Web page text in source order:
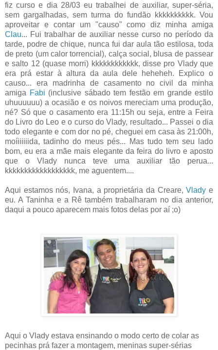
fiz curso e dia 28/03 eu trabalhei de auxiliar, super-séria,
sem gargalhadas, sem turma do fundão kkkkkkkkkk. Vou
aproveitar e contar um "causo" como diz minha amiga
Clau... Fui trabalhar de auxiliar nesse curso no período da
tarde, podre de chique, nunca fui dar aula tão estilosa, toda
de preto (um calor torrencial), calça social, blusa de passear
e salto 12 (quase morri) kkkkkkkkkkkk, disse pro Vlady que
era prá estar à altura da aula dele heheheh. Explico o
causo... era madrinha de casamento no civil da minha
amiga Fabi (inclusive sábado tem festão em grande estilo
uhuuuuuu) a ocasião e os noivos mereciam uma produção,
né? Só que o casamento era 11:15h ou seja, entre a Feira
do Livro do Leo e o curso do Vlady, resultado... Passei o dia
todo elegante e com dor no pé, cheguei em casa às 21:00h,
moíiiiiiida, tadinho do meus pés... Mas tudo tem seu lado
bom, eu era a mãe mais elegante da feira do livro e aposto
que o Vlady nunca teve uma auxiliar tão perua...
kkkkkkkkkkkkkkkkkk, me aguentem....
Aqui estamos nós, Ivana, a proprietária da Creare,Vlady e
eu. A Taninha e a Rê também trabalharam no dia anterior,
daqui a pouco aparecem mais fotos delas por aí ;o)
Aqui o Vlady estava ensinando o modo certo de colar as
pecinhas prá fazer a montagem, meninas super-sérias